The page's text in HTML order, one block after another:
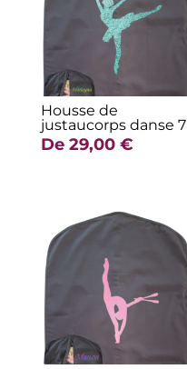
Housse de
justaucorps danse 7
De 29,00 €